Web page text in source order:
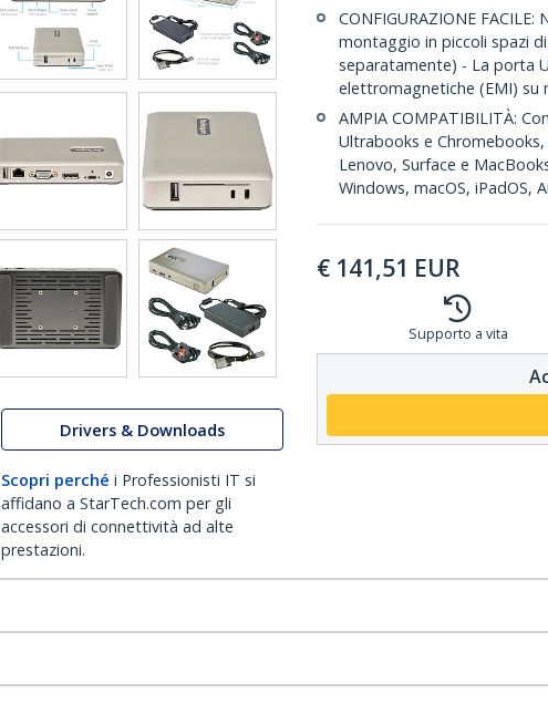
Drivers & Downloads
Scopri perché i Professionisti IT si
affidano a StarTech.com per gli
accessori di connettività ad alte
prestazioni.
CONFIGURAZIONE
montaggio in piccoli spazi di
separatamente) - La porta
elettromagnetiche (EMI) su
AMPIA COMPATIBILITÀ:
Ultrabooks e
Lenovo, Surface e
Windows, macOS, iPadOS,
€ 141,51 EUR
Supporto a vita